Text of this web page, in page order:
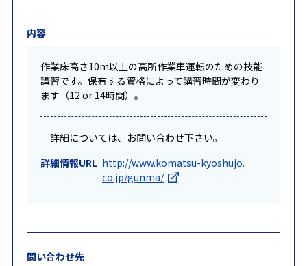
内容
作業床高さ10m以上の高所作業車運転のための技能
講習です。保有する資格によって講習時間が変わり
ます（12 or 14時間）。
詳細については、お問い合わせ下さい。
詳細情報URL http://www.komatsu-kyoshujo.
co.jp/gunma/
問い合わせ先